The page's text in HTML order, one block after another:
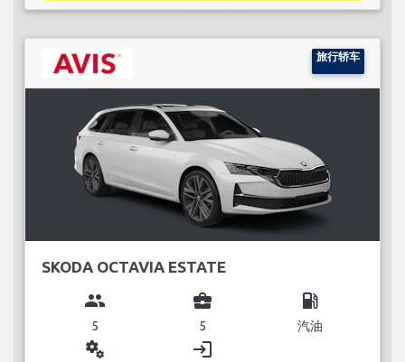
旅行轿车
SKODA OCTAVIA ESTATE
group
5
business_center
5
local_gas_station
汽油
miscellaneous_services login